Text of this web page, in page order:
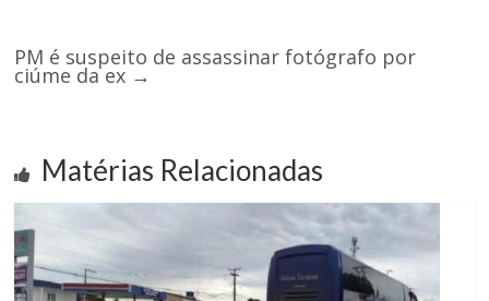
PM é suspeito de assassinar fotógrafo por
ciúme da ex →
Matérias Relacionadas